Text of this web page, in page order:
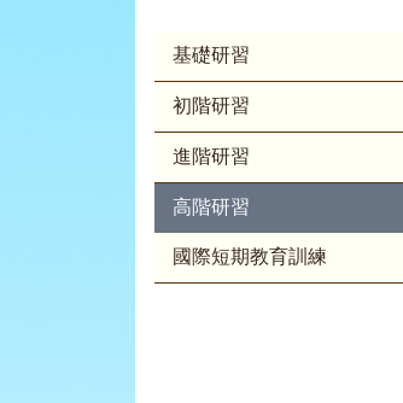
基礎研習
初階研習
進階研習
高階研習
國際短期教育訓練